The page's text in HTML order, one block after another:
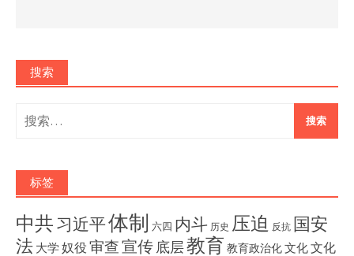
搜索
搜
索：
标签
中共习近平体制 六四 内斗 历史 压迫 反抗 国安
法 大学 奴役 审查宣传底层教育 教育政治化文化文化